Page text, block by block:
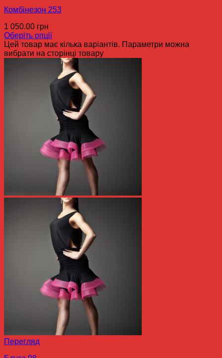
Комбінезон 253
1 050.00 грн
Оберіть опції
Цей товар має кілька варіантів. Параметри можна
вибрати на сторінці товару
Перегляд